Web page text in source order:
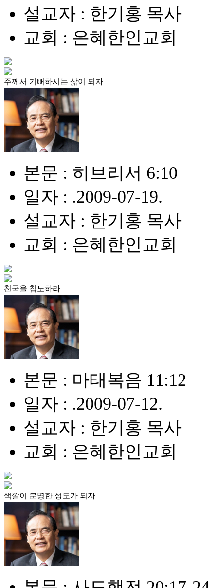
설교자 : 한기홍 목사
교회 : 은혜한인교회
주께서 기뻐하시는 삶이 되자
본문 : 히브리서 6:10
일자 : .2009-07-19.
설교자 : 한기홍 목사
교회 : 은혜한인교회
천국을 침노하라
본문 : 마태복음 11:12
일자 : .2009-07-12.
설교자 : 한기홍 목사
교회 : 은혜한인교회
색깔이 분명한 성도가 되자